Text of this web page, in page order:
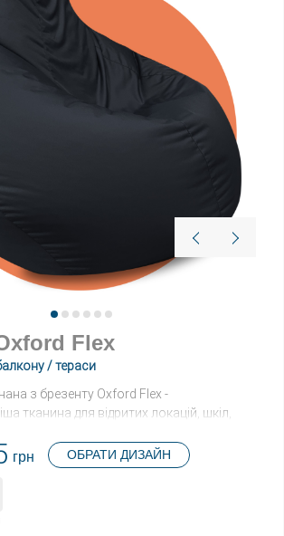
Flex
/ тераси
з брезенту Oxford Flex -
тканина для відритих локацій, шкіл,
підголівник;
основа, виріб значно стійкіший до
ОБРАТИ ДИЗАЙН
грн